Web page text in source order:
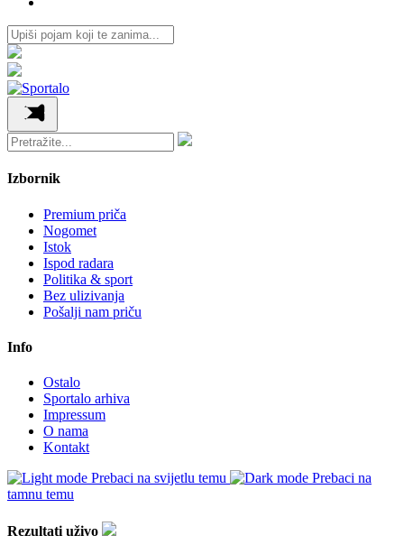
Izbornik
Premium priča
Nogomet
Istok
Ispod radara
Politika & sport
Bez ulizivanja
Pošalji nam priču
Info
Ostalo
Sportalo arhiva
Impressum
O nama
Kontakt
Prebaci na svijetlu temu
Prebaci na
tamnu temu
Rezultati uživo